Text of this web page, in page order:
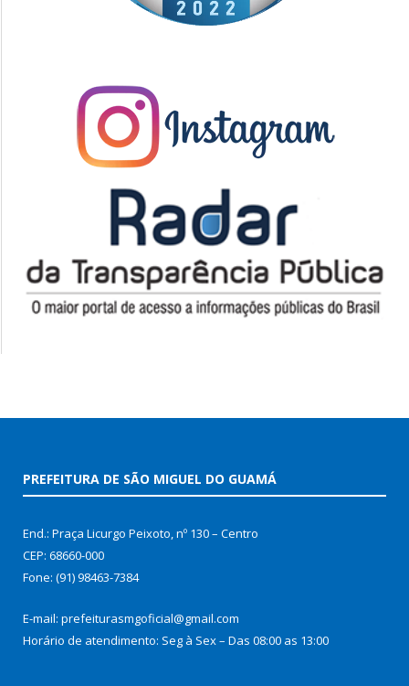
PREFEITURA DE SÃO MIGUEL DO GUAMÁ
End.: Praça Licurgo Peixoto, nº 130 – Centro
CEP: 68660-000
Fone: (91) 98463-7384
E-mail: prefeiturasmgoficial@gmail.com
Horário de atendimento: Seg à Sex – Das 08:00 as 13:00